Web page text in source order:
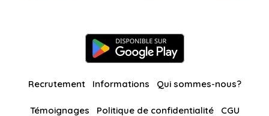
Recrutement Informations Qui sommes-nous?
Témoignages Politique de confidentialité CGU